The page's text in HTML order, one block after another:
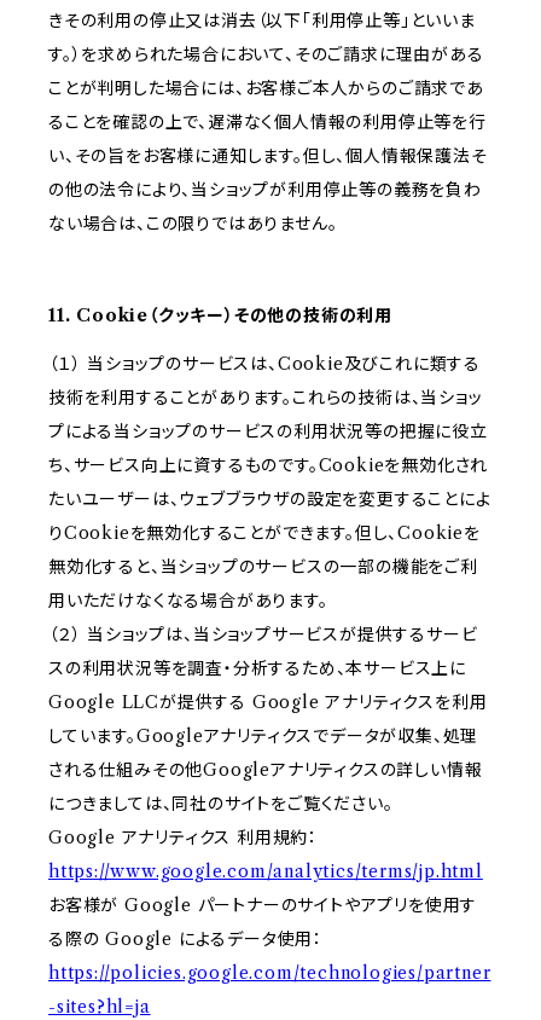
きその利用の停止又は消去（以下「利用停止等」といいま
す。）を求められた場合において、そのご請求に理由がある
ことが判明した場合には、お客様ご本人からのご請求であ
ることを確認の上で、遅滞なく個人情報の利用停止等を行
い、その旨をお客様に通知します。但し、個人情報保護法そ
の他の法令により、当ショップが利用停止等の義務を負わ
ない場合は、この限りではありません。
11. Cookie（クッキー）その他の技術の利用
（１） 当ショップのサービスは、Cookie及びこれに類する
技術を利用することがあります。これらの技術は、当ショッ
プによる当ショップのサービスの利用状況等の把握に役立
ち、サービス向上に資するものです。Cookieを無効化され
たいユーザーは、ウェブブラウザの設定を変更することによ
りCookieを無効化することができます。但し、Cookieを
無効化すると、当ショップのサービスの一部の機能をご利
用いただけなくなる場合があります。
（２） 当ショップは、当ショップサービスが提供するサービ
スの利用状況等を調査・分析するため、本サービス上に
Google LLCが提供する Google アナリティクスを利用
しています。Googleアナリティクスでデータが収集、処理
される仕組みその他Googleアナリティクスの詳しい情報
につきましては、同社のサイトをご覧ください。
Google アナリティクス 利用規約：
https://www.google.com/analytics/terms/jp.html
お客様が Google パートナーのサイトやアプリを使用す
る際の Google によるデータ使用：
https://policies.google.com/technologies/partner
-sites?hl=ja